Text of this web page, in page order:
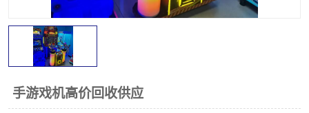
手游戏机高价回收供应